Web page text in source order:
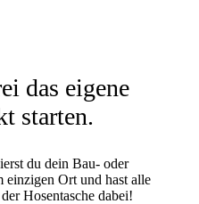
das eigene
starten.
du dein Bau- oder
einzigen Ort und hast alle
Hosentasche dabei!